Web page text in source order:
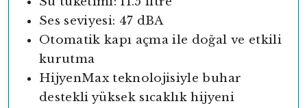
Ses seviyesi: 47 dBA
Otomatik kapı açma ile doğal ve etkili
kurutma
HijyenMax teknolojisiyle buhar
destekli yüksek sıcaklık hijyeni